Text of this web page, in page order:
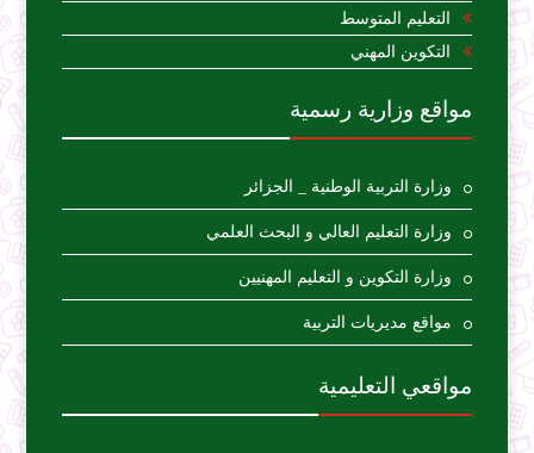
التعليم المتوسط
التكوين المهني
مواقع وزارية رسمية
وزارة التربية الوطنية _ الجزائر
وزارة التعليم العالي و البحث العلمي
وزارة التكوين و التعليم المهنيين
مواقع مديريات التربية
مواقعي التعليمية